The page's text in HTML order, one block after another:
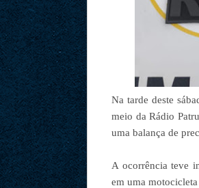
Na tarde deste
meio da Rádio
uma balança de
A ocorrência teve
em uma